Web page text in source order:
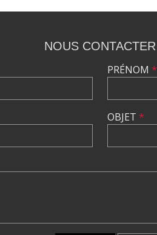
NOUS CONTACTER
PRÉNOM *
OBJET *